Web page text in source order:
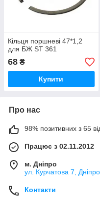
Кільця поршневі 47*1,2
для БЖ ST 361
68 ₴
Купити
Про нас
98% позитивних з 65
Працює з 02.11.2012
м. Дніпро
ул. Курчатова 7,
Контакти